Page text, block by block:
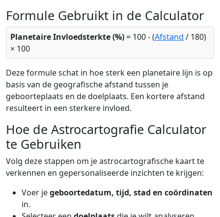
Formule Gebruikt in de Calculator
Planetaire Invloedsterkte (%)= 100 - (Afstand / 180)
× 100
Deze formule schat in hoe sterk een planetaire lijn is op
basis van de geografische afstand tussen je
geboorteplaats en de doelplaats. Een kortere afstand
resulteert in een sterkere invloed.
Hoe de Astrocartografie Calculator
te Gebruiken
Volg deze stappen om je astrocartografische kaart te
verkennen en gepersonaliseerde inzichten te krijgen:
Voer jegeboortedatum, tijd, stad en coördinaten
in.